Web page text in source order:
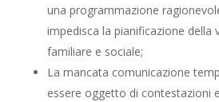
una programmazione
impedisca la pianificazione della
familiare e sociale;
La mancata comunicazione
essere oggetto di contestazioni